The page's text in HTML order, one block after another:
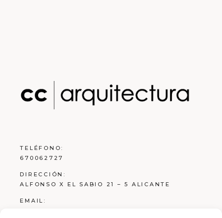
TELÉFONO:
670062727
DIRECCIÓN:
ALFONSO X EL SABIO 21 – 5 ALICANTE
EMAIL: